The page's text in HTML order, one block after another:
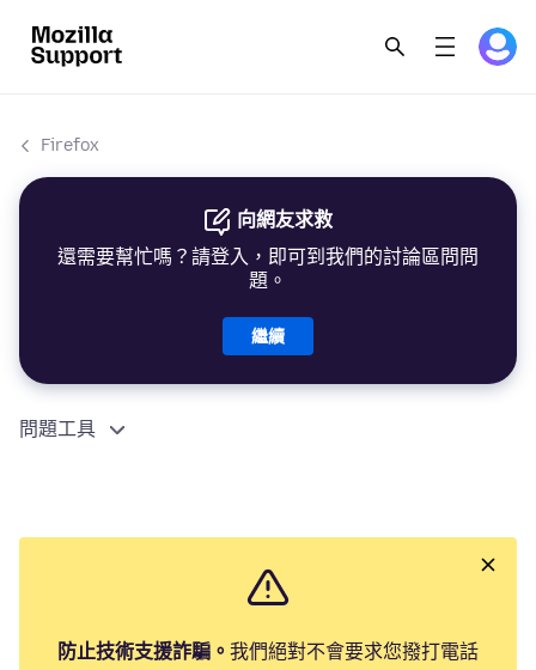
Firefox
向網友求救
還需要幫忙嗎？請登入，即可到我們的討論區問問
題。
繼續
問題工具
防止技術支援詐騙。 我們絕對不會要求您撥打電話